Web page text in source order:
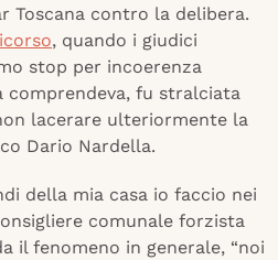
Toscana contro la delibera.
, quando i giudici
stop per incoerenza
comprendeva, fu stralciata
lacerare ulteriormente la
Dario Nardella.
della mia casa io faccio nei
comunale forzista
il fenomeno in generale, “noi